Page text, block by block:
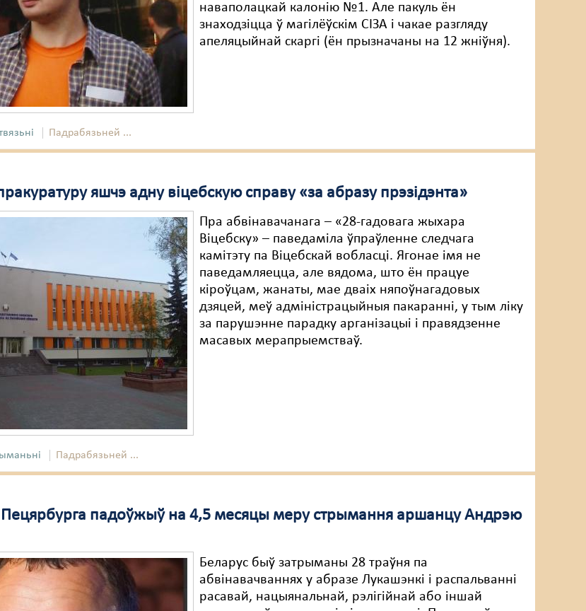
наваполацкай калонію №1. Але пакуль ён
знаходзіцца ў магілёўскім СІЗА і чакае разгляду
апеляцыйнай скаргі (ён прызначаны на 12 жніўня).
Падрабязьней ...
яшчэ адну віцебскую справу «за абразу прэзідэнта»
Пра абвінавачанага – «28-гадовага жыхара
Віцебску» – паведаміла ўпраўленне следчага
камітэту па Віцебскай вобласці. Ягонае імя не
паведамляецца, але вядома, што ён працуе
кіроўцам, жанаты, мае дваіх няпоўнагадовых
дзяцей, меў адміністрацыйныя пакаранні, у тым ліку
за парушэнне парадку арганізацыі і правядзенне
масавых мерапрыемстваў.
Падрабязьней ...
Пецярбурга падоўжыў на 4,5 месяцы меру стрымання аршанцу Андрэю
Беларус быў затрыманы 28 траўня па
абвінавачваннях у абразе Лукашэнкі і распальванні
расавай, нацыянальнай, рэлігійнай або іншай